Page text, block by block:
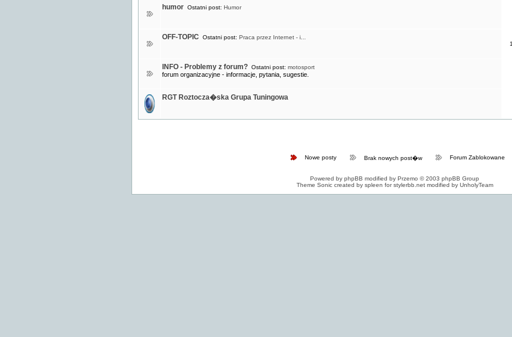
humor Ostatni post: Humor
OFF-TOPIC Ostatni post: Praca przez Internet - i...
INFO - Problemy z forum? Ostatni post: motosport
forum organizacyjne - informacje, pytania, sugestie.
RGT Roztocza�ska Grupa Tuningowa
Nowe posty Brak nowych post�w Forum Zablokowane
Powered by phpBB modified by Przemo © 2003 phpBB Group
Theme Sonic created by spleen forstylerbb.netmodified by UnholyTeam